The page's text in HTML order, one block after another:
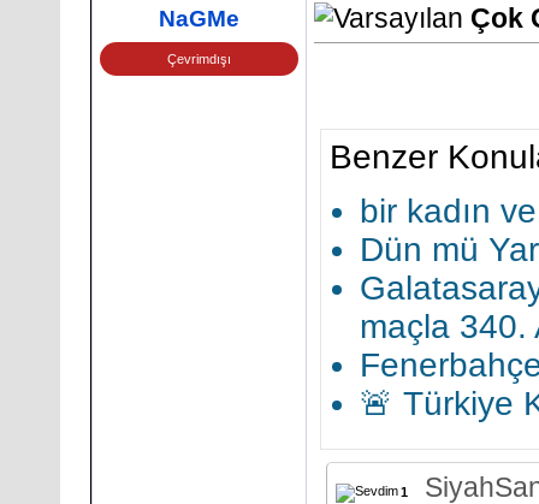
NaGMe
Çevrimdışı
Çok
Benzer
bir kadın
Dün mü
maçla 340.
🚨 Türkiye
1